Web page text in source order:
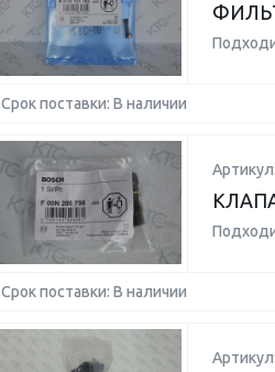
Срок поставки: В наличии
Срок поставки: В наличии